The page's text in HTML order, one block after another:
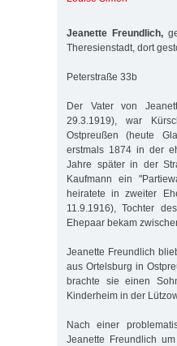
Jeanette Freundlich,
Theresienstadt, dort
Peterstraße 33b
Der Vater von
29.3.1919), war
Ostpreußen (heute
erstmals 1874 in der
Jahre später in der
Kaufmann ein
heiratete in zweiter
11.9.1916), Tochter
Ehepaar bekam
Jeanette Freundlich
aus Ortelsburg in
brachte sie einen
Kinderheim in der
Nach einer
Jeanette Freundlich